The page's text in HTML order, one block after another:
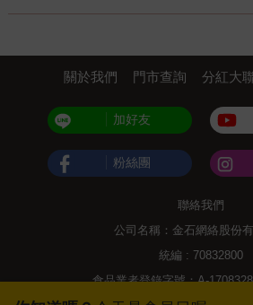
關於我們 門市查詢 分紅大
加好友
粉絲團
聯絡我們
公司名稱：金石網絡股份
統編 : 70832800
食品業者登錄字號：A-